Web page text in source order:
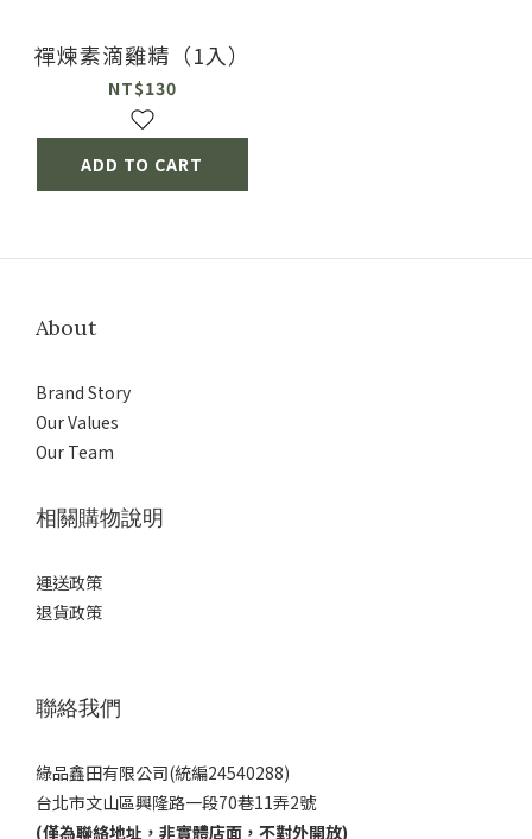
禪煉素滴雞精（1入）
NT$130
ADD TO CART
About
Brand Story
Our Values
Our Team
相關購物說明
運送政策
退貨政策
聯絡我們
綠品鑫田有限公司(統編24540288)
台北市文山區興隆路一段70巷11弄2號
(僅為聯絡地址，非實體店面，不對外開放)